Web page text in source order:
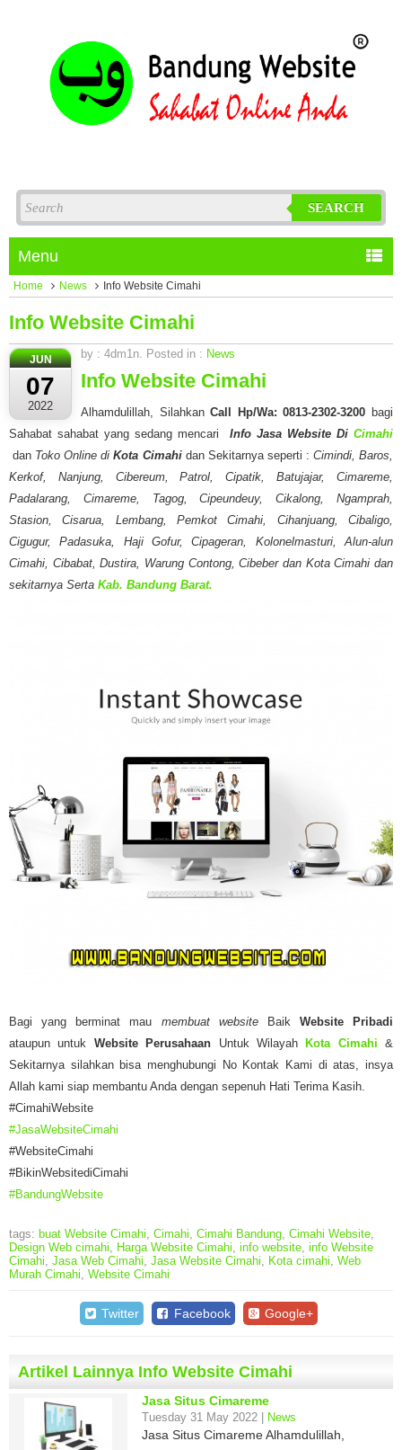
SEARCH
Menu
Home News Info Website Cimahi
Info Website Cimahi
JUN
07
2022
by : 4dm1n. Posted in : News
Info Website Cimahi
Alhamdulillah, SilahkanCall Hp/Wa: 0813-2302-3200 bagi
Sahabat sahabat yang sedang mencari Info Jasa Website Di Cimahi
dan Toko Online diKota Cimahi dan Sekitarnya seperti : Cimindi, Baros,
Kerkof, Nanjung, Cibereum, Patrol, Cipatik, Batujajar, Cimareme,
Padalarang, Cimareme, Tagog, Cipeundeuy, Cikalong, Ngamprah,
Stasion, Cisarua, Lembang, Pemkot Cimahi, Cihanjuang, Cibaligo,
Cigugur, Padasuka, Haji Gofur, Cipageran, Kolonelmasturi, Alun-alun
Cimahi, Cibabat, Dustira, Warung Contong, Cibeber dan Kota Cimahi dan
sekitarnya Serta Kab. Bandung Barat.
Bagi yang berminat mau membuat websiteBaik Website Pribadi
ataupun untuk Website Perusahaan Untuk Wilayah Kota Cimahi &
Sekitarnya silahkan bisa menghubungi No Kontak Kami di atas, insya
Allah kami siap membantu Anda dengan sepenuh Hati Terima Kasih.
#CimahiWebsite
#JasaWebsiteCimahi
#WebsiteCimahi
#BikinWebsitediCimahi
#BandungWebsite
tags: buat Website Cimahi, Cimahi, Cimahi Bandung, Cimahi Website,
Design Web cimahi, Harga Website Cimahi, info website, info Website
Cimahi, Jasa Web Cimahi, Jasa Website Cimahi, Kota cimahi, Web
Murah Cimahi, Website Cimahi
Twitter Facebook Google+
Artikel Lainnya Info Website Cimahi
Jasa Situs Cimareme
Tuesday 31 May 2022 | News
Jasa Situs Cimareme Alhamdulillah,